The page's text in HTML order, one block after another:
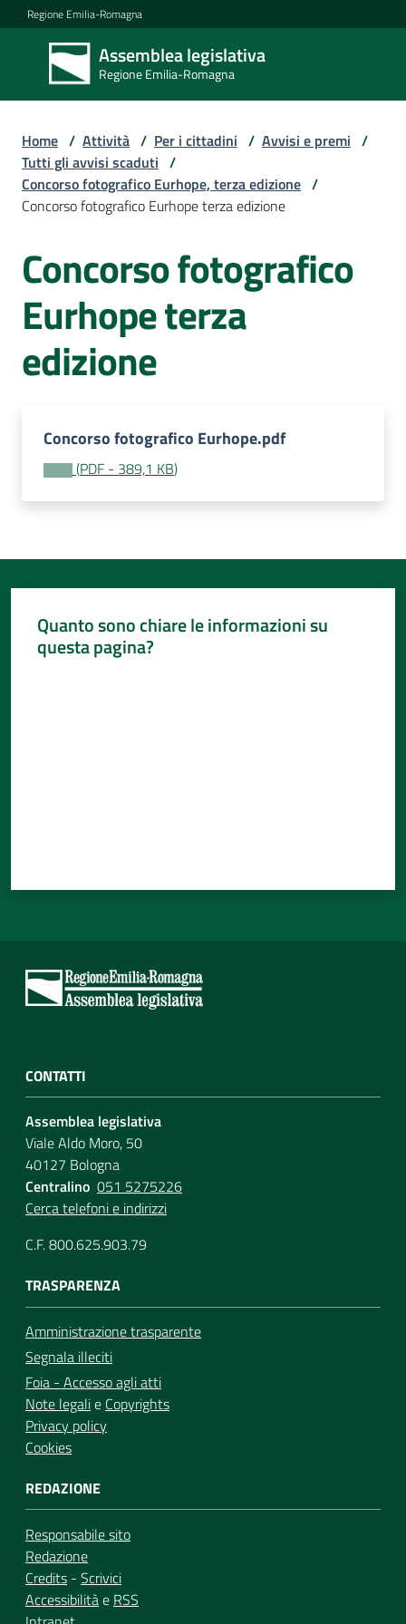
Vai al contenuto
Vai alla navigazione
Vai al footer
Regione Emilia-Romagna
Assemblea legislativa
Regione Emilia-Romagna
Assemblea
legislativa
Regione Emilia-
Assemblea
Attività
Per
Home / Attività / Per i cittadini / Avvisi e premi /
Tutti gli avvisi scaduti /
Concorso fotografico Eurhope, terza edizione /
Concorso fotografico Eurhope terza edizione
Concorso fotografico
Eurhope terza
edizione
Concorso fotografico Eurhope.pdf
(PDF - 389,1 KB)
Quanto sono chiare le informazioni su
questa pagina?
CONTATTI
Assemblea legislativa
Viale Aldo Moro, 50
40127 Bologna
Centralino 051 5275226
Cerca telefoni e indirizzi
C.F. 800.625.903.79
TRASPARENZA
Amministrazione trasparente
Segnala illeciti
Foia - Accesso agli atti
Note legalie Copyrights
Privacy policy
Cookies
REDAZIONE
Responsabile sito
Redazione
Credits - Scrivici
Accessibilitàe RSS